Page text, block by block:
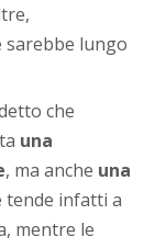
sarebbe lungo
che
una
, ma anche una
tende infatti a
mentre le